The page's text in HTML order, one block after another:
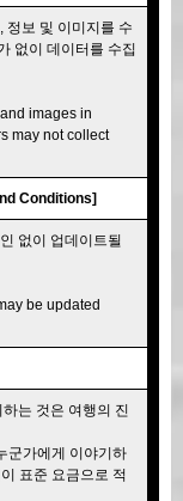
정보 및 이미지를 수
없이 데이터를 수집
images in
may not collect
Conditions]
없이 업데이트될
be updated
는 것은 여행의 진
군가에게 이야기하
표준 요금으로 적